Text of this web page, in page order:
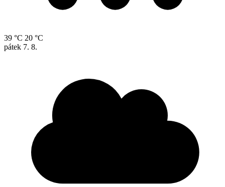
39 °C 20 °C
pátek 7. 8.